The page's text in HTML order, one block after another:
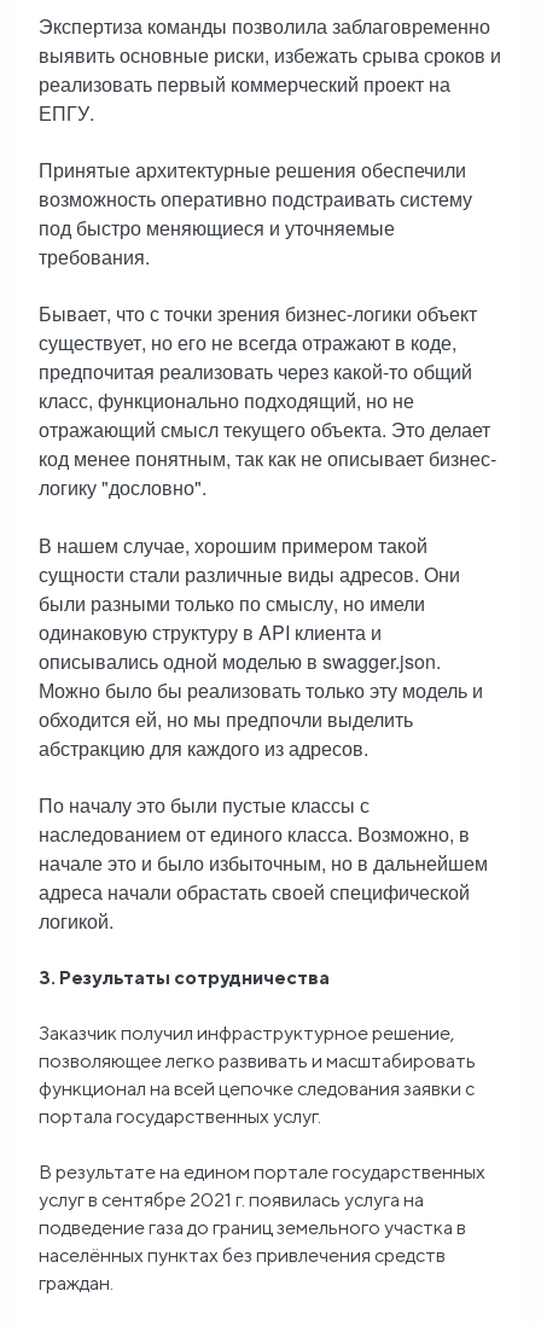
Экспертиза команды позволила заблаговременно
выявить основные риски, избежать срыва сроков и
реализовать первый коммерческий проект на
ЕПГУ.
Принятые архитектурные решения обеспечили
возможность оперативно подстраивать систему
под быстро меняющиеся и уточняемые
требования.
Бывает, что с точки зрения бизнес-логики объект
существует, но его не всегда отражают в коде,
предпочитая реализовать через какой-то общий
класс, функционально подходящий, но не
отражающий смысл текущего объекта. Это делает
код менее понятным, так как не описывает бизнес-
логику "дословно".
В нашем случае, хорошим примером такой
сущности стали различные виды адресов. Они
были разными только по смыслу, но имели
одинаковую структуру в API клиента и
описывались одной моделью в swagger.json.
Можно было бы реализовать только эту модель и
обходится ей, но мы предпочли выделить
абстракцию для каждого из адресов.
По началу это были пустые классы с
наследованием от единого класса. Возможно, в
начале это и было избыточным, но в дальнейшем
адреса начали обрастать своей специфической
логикой.
3. Результаты сотрудничества
Заказчик получил инфраструктурное решение,
позволяющее легко развивать и масштабировать
функционал на всей цепочке следования заявки с
портала государственных услуг.
В результате на едином портале государственных
услуг в сентябре 2021 г. появилась услуга на
подведение газа до границ земельного участка в
населённых пунктах без привлечения средств
граждан.